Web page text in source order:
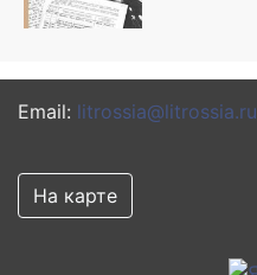
Email: litrossia@litrossia.ru
На карте